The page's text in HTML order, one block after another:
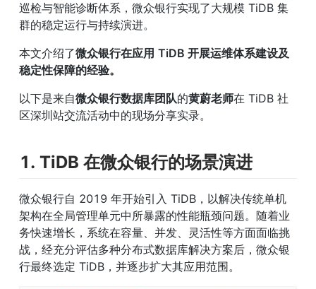
巡检与智能诊断体系，微众银行实现了大规模 TiDB 集
群的稳定运行与持续演进。
本文介绍了微众银行在应用 TiDB 开展运维体系建设及
稳定性保障的经验。
以下是来自微众银行数据库团队的黄蔚老师在 TiDB 社
区深圳站交流活动中的现场分享实录。
1. TiDB 在微众银行的场景演进
微众银行自 2019 年开始引入 TiDB，以解决传统单机
架构在全局管理单元中所暴露的性能瓶颈问题。随着业
务快速增长，系统在容量、并发、灵活性等方面面临挑
战，经充分评估多种分布式数据库解决方案后，微众银
行最终选定 TiDB，并逐步扩大其应用范围。